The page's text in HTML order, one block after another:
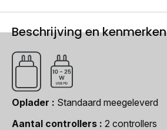
Beschrijving en kenmerken
Oplader
Standaard meegeleverd
Aantal controllers
2 controllers